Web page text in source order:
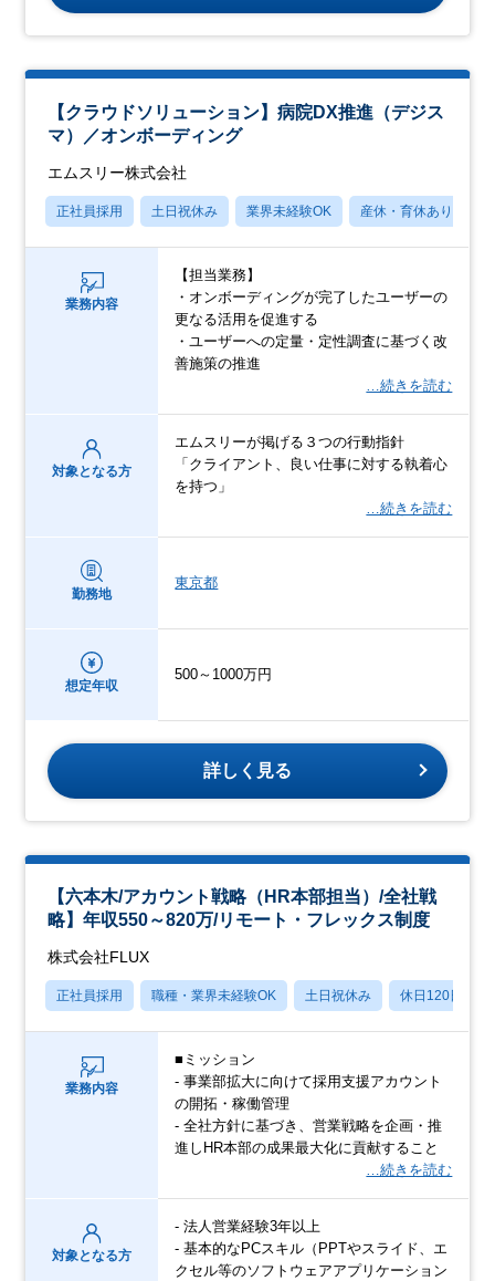
【クラウドソリューション】病院DX推進（デジス
マ）／オンボーディング
エムスリー株式会社
正社員採用 土日祝休み 業界未経験OK 産休・育休あり
業務内容
【担当業務】
・オンボーディングが完了したユーザーの
更なる活用を促進する
・ユーザーへの定量・定性調査に基づく改
善施策の推進
…続きを読む
対象となる方
エムスリーが掲げる３つの行動指針
「クライアント、良い仕事に対する執着心
を持つ」
…続きを読む
勤務地
東京都
想定年収
500～1000万円
詳しく見る
【六本木/アカウント戦略（HR本部担当）/全社戦
略】年収550～820万/リモート・フレックス制度
株式会社FLUX
正社員採用 職種・業界未経験OK 土日祝休み 休日120日以上
業務内容
■ミッション
- 事業部拡大に向けて採用支援アカウント
の開拓・稼働管理
- 全社方針に基づき、営業戦略を企画・推
進しHR本部の成果最大化に貢献すること
…続きを読む
対象となる方
- 法人営業経験3年以上
- 基本的なPCスキル（PPTやスライド、エ
クセル等のソフトウェアアプリケーション